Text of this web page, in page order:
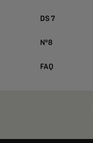
DS 7
Nº8
FAQ